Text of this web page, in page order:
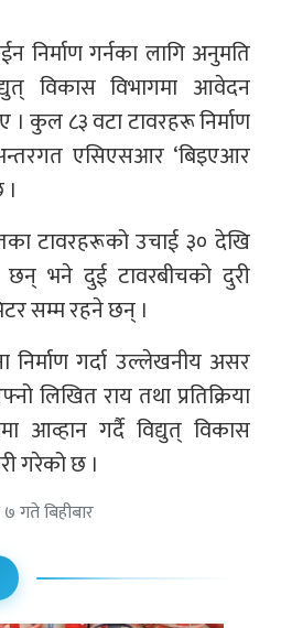
निर्माण गर्नका लागि अनुमति
विकास विभागमा आवेदन
। कुल ८३ वटा टावरहरू निर्माण
एसिएसआर ‘बिइएआर
टावरहरूको उचाई ३० देखि
भने दुई टावरबीचको दुरी
सम्म रहने छन् ।
निर्माण गर्दा उल्लेखनीय असर
लिखित राय तथा प्रतिक्रिया
आव्हान गर्दै विद्युत् विकास
गरेको छ ।
गते बिहीबार